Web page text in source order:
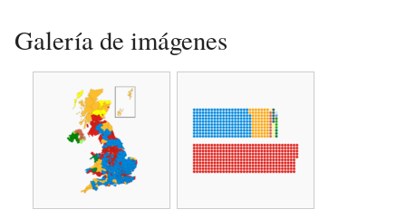
Galería de imágenes